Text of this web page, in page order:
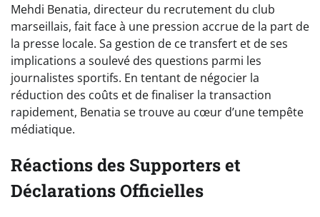
Mehdi Benatia, directeur du recrutement du club
marseillais, fait face à une pression accrue de la part de
la presse locale. Sa gestion de ce transfert et de ses
implications a soulevé des questions parmi les
journalistes sportifs. En tentant de négocier la
réduction des coûts et de finaliser la transaction
rapidement, Benatia se trouve au cœur d’une tempête
médiatique.
Réactions des Supporters et
Déclarations Officielles